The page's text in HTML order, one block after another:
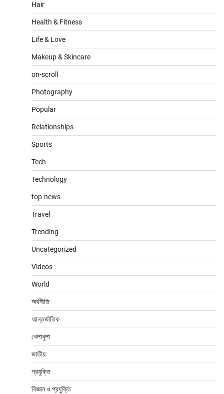
Hair
Health & Fitness
Life & Love
Makeup & Skincare
on-scroll
Photography
Popular
Relationships
Sports
Tech
Technology
top-news
Travel
Trending
Uncategorized
Videos
World
অর্থনীতি
আন্তর্জাতিক
খেলাধুলা
জাতীয়
প্রযুক্তি
বিজ্ঞান ও প্রযুক্তি